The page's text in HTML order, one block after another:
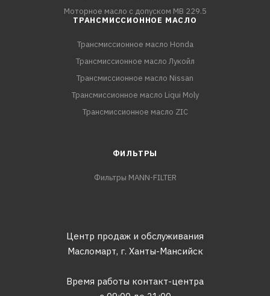
Моторное масло с допуском MB 229.5
ТРАНСМИССИОННОЕ МАСЛО
Трансмиссионное масло Honda
Трансмиссионное масло Лукойл
Трансмиссионное масло Nissan
Трансмиссионное масло Liqui Moly
Трансмиссионное масло ZIC
ФИЛЬТРЫ
Фильтры MANN-FILTER
Центр продаж и обслуживания
Масломарт, г. Ханты-Мансийск
Время работы контакт-центра